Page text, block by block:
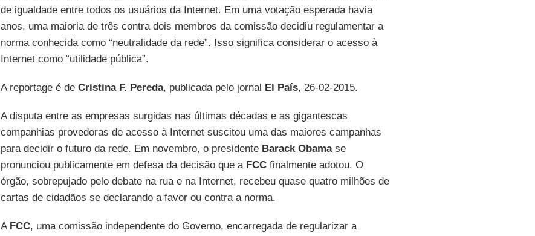
de igualdade entre todos os usuários da Internet. Em uma votação esperada havia
anos, uma maioria de três contra dois membros da comissão decidiu regulamentar a
norma conhecida como “neutralidade da rede”. Isso significa considerar o acesso à
Internet como “utilidade pública”.
A reportage é de Cristina F. Pereda, publicada pelo jornal El País, 26-02-2015.
A disputa entre as empresas surgidas nas últimas décadas e as gigantescas
companhias provedoras de acesso à Internet suscitou uma das maiores campanhas
para decidir o futuro da rede. Em novembro, o presidente Barack Obamase
pronunciou publicamente em defesa da decisão que a FCCfinalmente adotou. O
órgão, sobrepujado pelo debate na rua e na Internet, recebeu quase quatro milhões de
cartas de cidadãos se declarando a favor ou contra a norma.
A FCC, uma comissão independente do Governo, encarregada de regularizar a